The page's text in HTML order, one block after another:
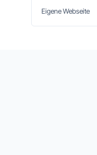
Eigene Webseite